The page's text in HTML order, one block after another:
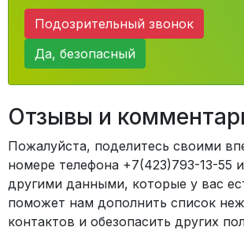
Подозрительный звонок
Да, безопасный
Отзывы и
Пожалуйста, поделитесь своими
номере телефона +7(423)793-13-55
другими данными, которые у вас
поможет нам дополнить список
контактов и обезопасить других